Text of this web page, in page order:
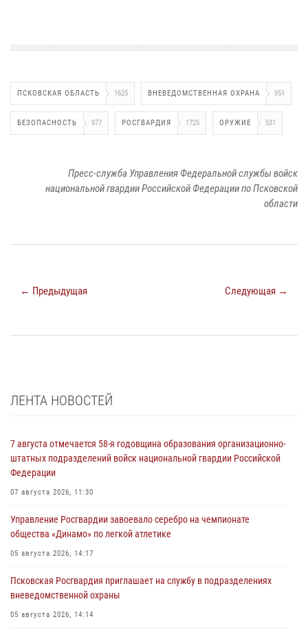
ПСКОВСКАЯ ОБЛАСТЬ 1625 ВНЕВЕДОМСТВЕННАЯ ОХРАНА 951
БЕЗОПАСНОСТЬ 977 РОСГВАРДИЯ 1725 ОРУЖИЕ 531
Пресс-служба Управления Федеральной службы войск
национальной гвардии Российской Федерации по Псковской
области
← Предыдущая Следующая →
ЛЕНТА НОВОСТЕЙ
7 августа отмечается 58-я годовщина образования организационно-
штатных подразделений войск национальной гвардии Российской
Федерации
07 августа 2026, 11:30
Управление Росгвардии завоевало серебро на чемпионате
общества «Динамо» по легкой атлетике
05 августа 2026, 14:17
Псковская Росгвардия приглашает на службу в подразделениях
вневедомственной охраны
05 августа 2026, 14:14